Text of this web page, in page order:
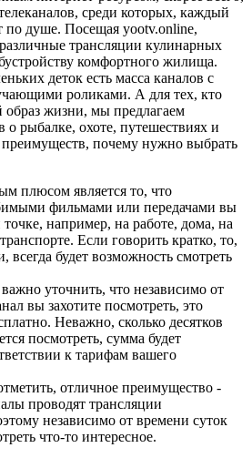
среди которых, каждый
по душе. Посещая yootv.online,
трансляции кулинарных
комфортного жилища.
деток есть масса каналов с
роликами. А для тех, кто
образ жизни, мы предлагаем
рыбалке, охоте, путешествиях и
преимуществ, почему нужно выбрать
плюсом является то, что
фильмами или передачами вы
например, на работе, дома, на
Если говорить кратко, то,
будет возможность смотреть
уточнить, что независимо от
вы захотите посмотреть, это
Неважно, сколько десятков
посмотреть, сумма будет
к тарифам вашего
отличное преимущество -
проводят трансляции
независимо от времени суток
что-то интересное.